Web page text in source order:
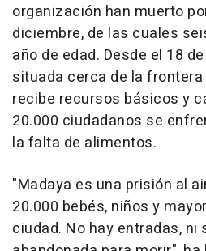
organización han muerto
diciembre, de las cuales
año de edad. Desde el 18
situada cerca de la frontera
recibe recursos básicos y
20.000 ciudadanos se
la falta de alimentos.
"Madaya es una prisión al
20.000 bebés, niños y
ciudad. No hay entradas, ni